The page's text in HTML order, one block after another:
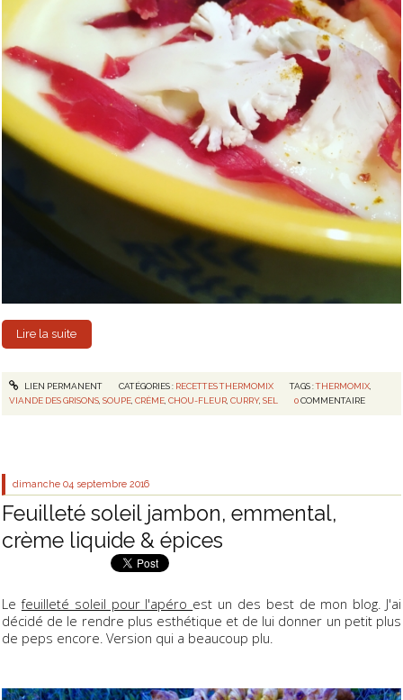
Lire la suite
LIEN PERMANENT CATÉGORIES : RECETTES THERMOMIX TAGS :THERMOMIX
VIANDE DES GRISONS ,SOUPE ,CRÈME ,CHOU-FLEUR ,CURRY,SEL 0 COMMENTAIRE
dimanche 04 septembre 2016
Feuilleté soleil jambon, emmental,
crème liquide & épices
Lefeuilleté soleil pour l'apéro est un des best de mon blog. J'ai
décidé de le rendre plus esthétique et de lui donner un petit plus
de peps encore. Version qui a beaucoup plu.